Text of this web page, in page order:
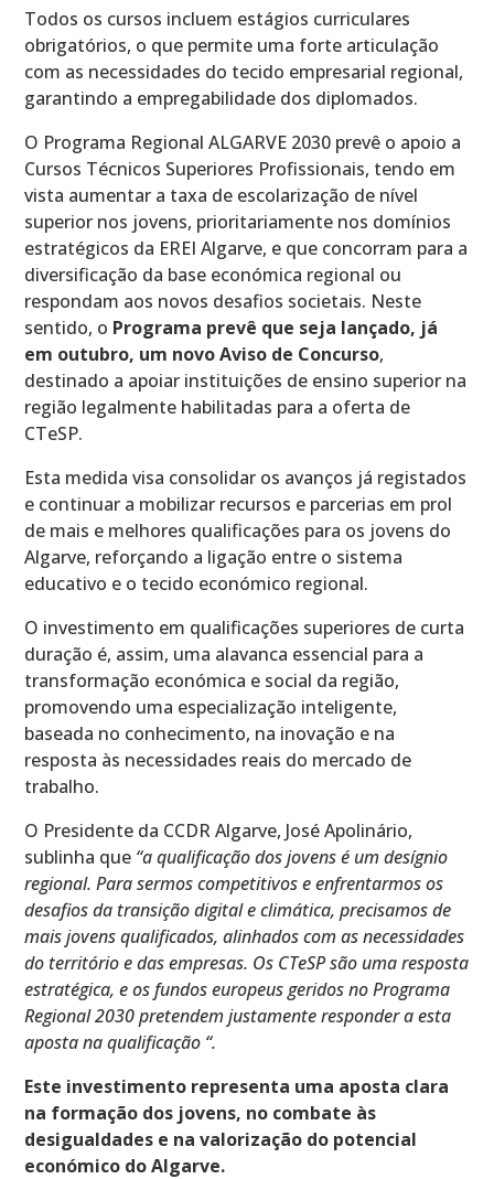
Todos os cursos incluem estágios curriculares
obrigatórios, o que permite uma forte articulação
com as necessidades do tecido empresarial regional,
garantindo a empregabilidade dos diplomados.
O Programa Regional ALGARVE 2030 prevê o apoio a
Cursos Técnicos Superiores Profissionais, tendo em
vista aumentar a taxa de escolarização de nível
superior nos jovens, prioritariamente nos domínios
estratégicos da EREI Algarve, e que concorram para a
diversificação da base económica regional ou
respondam aos novos desafios societais. Neste
sentido, o Programa prevê que seja lançado, já
em outubro, um novo Aviso de Concurso,
destinado a apoiar instituições de ensino superior na
região legalmente habilitadas para a oferta de
CTeSP.
Esta medida visa consolidar os avanços já registados
e continuar a mobilizar recursos e parcerias em prol
de mais e melhores qualificações para os jovens do
Algarve, reforçando a ligação entre o sistema
educativo e o tecido económico regional.
O investimento em qualificações superiores de curta
duração é, assim, uma alavanca essencial para a
transformação económica e social da região,
promovendo uma especialização inteligente,
baseada no conhecimento, na inovação e na
resposta às necessidades reais do mercado de
trabalho.
O Presidente da CCDR Algarve, José Apolinário,
sublinha que “a qualificação dos jovens é um desígnio
regional. Para sermos competitivos e enfrentarmos os
desafios da transição digital e climática, precisamos de
mais jovens qualificados, alinhados com as necessidades
do território e das empresas. Os CTeSP são uma resposta
estratégica, e os fundos europeus geridos no Programa
Regional 2030 pretendem justamente responder a esta
aposta na qualificação “.
Este investimento representa uma aposta clara
na formação dos jovens, no combate às
desigualdades e na valorização do potencial
económico do Algarve.